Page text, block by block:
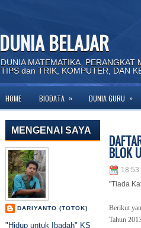
DUNIA BELAJAR
DUNIA MATEMATIKA, PERANGKAT
TIPS dan TRIK, KOMPUTER, DAN
HOME BIODATA » DUNIA GURU »
MENGENAI SAYA
DARIYANTO (TOTOK)
"Hidup untuk Ibadah" KS
BLOK
18:53
"Tiada
Berikut
Tahun